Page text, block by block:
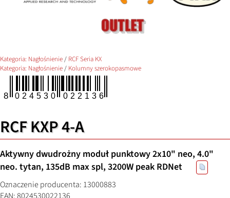
Kategoria: Nagłośnienie/ RCF Seria KX
Kategoria: Nagłośnienie/ Kolumny szerokopasmowe
RCF KXP 4-A
Aktywny dwudrożny moduł punktowy 2x10" neo, 4.0"
neo. tytan, 135dB max spl, 3200W peak RDNet
Oznaczenie producenta: 13000883